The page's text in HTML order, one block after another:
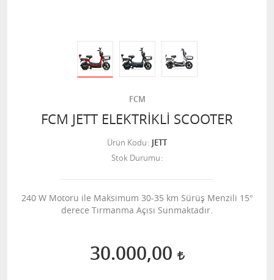
FCM
FCM JETT ELEKTRİKLİ SCOOTER
Ürün Kodu JETT
Stok Durumu
240 W Motoru ile Maksimum 30-35 km Sürüş Menzili 15°
derece Tırmanma Açısı Sunmaktadır.
30.000,00